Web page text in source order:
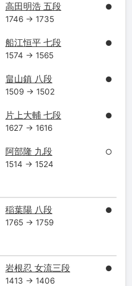
高田明浩 五段
1746 → 1735
●
船江恒平 七段
1574 → 1565
●
畠山鎮 八段
1509 → 1502
●
片上大輔 七段
1627 → 1616
●
阿部隆 九段
1514 → 1524
○
稲葉陽 八段
1765 → 1759
●
岩根忍 女流三段
1413 → 1406
●